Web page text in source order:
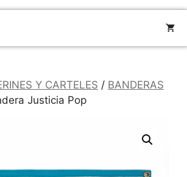
Y CARTELES / BANDERAS
Justicia Pop